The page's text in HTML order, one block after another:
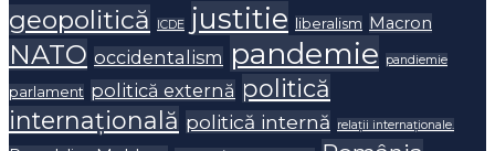
geopolitică ICDE justitie liberalism Macron
NATO occidentalism pandemie pandiemie
parlament politică externă politică
internațională politică internă relații internaționale.